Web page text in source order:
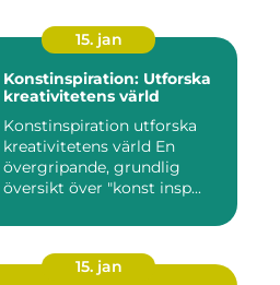
15. jan
Konstinspiration: Utforska
kreativitetens värld
Konstinspiration utforska
kreativitetens värld En
övergripande, grundlig
översikt över "konst insp...
15. jan